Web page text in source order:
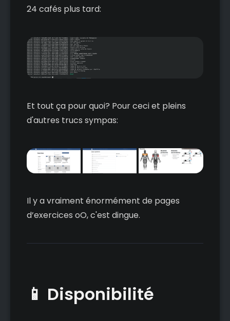
24 cafés plus tard:
Et tout ça pour quoi? Pour ceci et pleins
d'autres trucs sympas:
Il y a vraiment énormément de pages
d’exercices oO, c'est dingue.
📱 Disponibilité